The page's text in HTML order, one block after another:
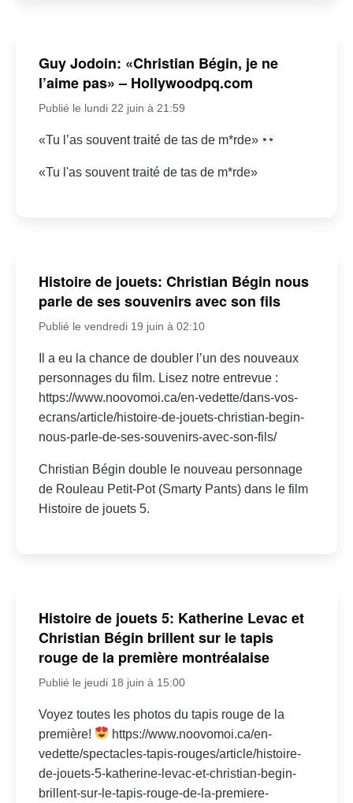
Guy Jodoin: «Christian Bégin, je ne
l’aime pas» – Hollywoodpq.com
Publié le lundi 22 juin à 21:59
«Tu l’as souvent traité de tas de m*rde»
«Tu l'as souvent traité de tas de m*rde»
Histoire de jouets: Christian Bégin nous
parle de ses souvenirs avec son fils
Publié le vendredi 19 juin à 02:10
Il a eu la chance de doubler l’un des nouveaux
personnages du film. Lisez notre entrevue :
https://www.noovomoi.ca/en-vedette/dans-vos-
ecrans/article/histoire-de-jouets-christian-begin-
nous-parle-de-ses-souvenirs-avec-son-fils/
Christian Bégin double le nouveau personnage
de Rouleau Petit-Pot (Smarty Pants) dans le film
Histoire de jouets 5.
Histoire de jouets 5: Katherine Levac et
Christian Bégin brillent sur le tapis
rouge de la première montréalaise
Publié le jeudi 18 juin à 15:00
Voyez toutes les photos du tapis rouge de la
première!
https://www.noovomoi.ca/en-
vedette/spectacles-tapis-rouges/article/histoire-
de-jouets-5-katherine-levac-et-christian-begin-
brillent-sur-le-tapis-rouge-de-la-premiere-